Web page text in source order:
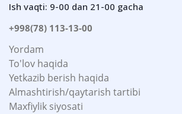
Ish vaqti: 9-00 dan 21-00 gacha
+998(78) 113-13-00
Yordam
To'lov haqida
Yetkazib berish haqida
Almashtirish/qaytarish tartibi
Maxfiylik siyosati